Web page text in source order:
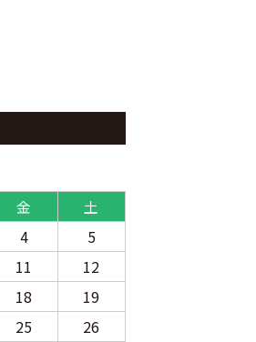
金
土
4
5
11
12
18
19
25
26